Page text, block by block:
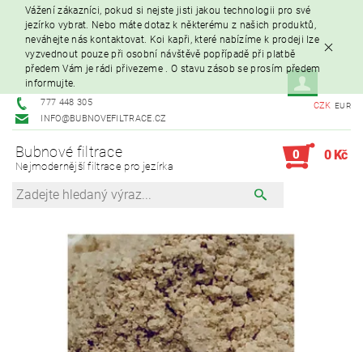
Vážení zákazníci, pokud si nejste jisti jakou technologii pro své
jezírko vybrat. Nebo máte dotaz k některému z našich produktů,
neváhejte nás kontaktovat. Koi kapři, které nabízíme k prodeji lze
vyzvednout pouze při osobní návštěvě popřípadě při platbě
předem Vám je rádi přivezeme . O stavu zásob se prosím předem
informujte.
777 448 305
INFO@BUBNOVEFILTRACE.CZ
CZK EUR
Bubnové filtrace
Nejmodernější filtrace pro jezírka
0 0 Kč